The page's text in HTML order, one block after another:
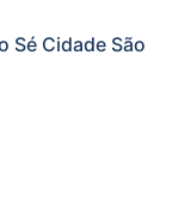
Sé Cidade São